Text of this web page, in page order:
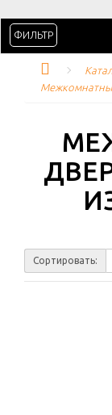
ФИЛЬТР
Сортировать: